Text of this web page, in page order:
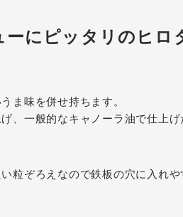
にピッタリのヒロ
ま味を併せ持ちます。
、一般的なキャノーラ油で仕上
粒ぞろえなので鉄板の穴に入れや